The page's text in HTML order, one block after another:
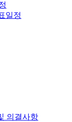
일정
의결사항